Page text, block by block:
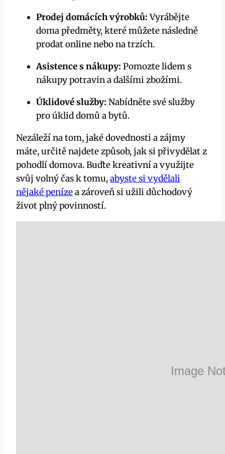
Prodej domácích výrobků:Vyrábějte
doma předměty, které můžete následně
prodat online nebo na trzích.
Asistence s nákupy: Pomozte lidem s
nákupy potravin a dalšími zbožími.
Úklidové služby: Nabídněte své služby
pro úklid domů a bytů.
Nezáleží na tom, jaké dovednosti a zájmy
máte, určitě najdete způsob, jak si přivydělat z
pohodlí domova. Buďte kreativní a využijte
svůj volný čas k tomu,abyste si vydělali
nějaké penízea zároveň si užili důchodový
život plný povinností.